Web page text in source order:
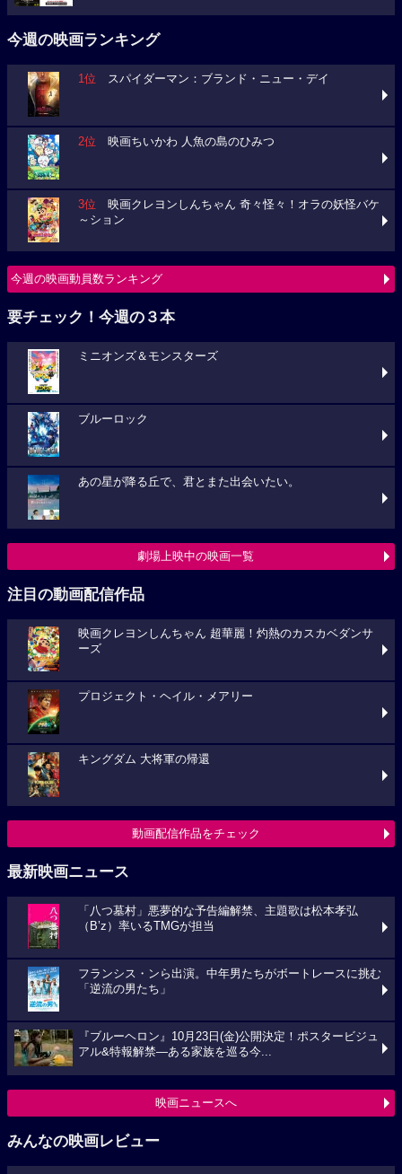
今週の映画ランキング
1位 スパイダーマン：ブランド・ニュー・デイ
2位 映画ちいかわ 人魚の島のひみつ
3位 映画クレヨンしんちゃん 奇々怪々！オラの妖怪バケ
～ション
今週の映画動員数ランキング
要チェック！今週の３本
ミニオンズ＆モンスターズ
ブルーロック
あの星が降る丘で、君とまた出会いたい。
劇場上映中の映画一覧
注目の動画配信作品
映画クレヨンしんちゃん 超華麗！灼熱のカスカベダンサ
ーズ
プロジェクト・ヘイル・メアリー
キングダム 大将軍の帰還
動画配信作品をチェック
最新映画ニュース
「八つ墓村」悪夢的な予告編解禁、主題歌は松本孝弘
（B’z）率いるTMGが担当
フランシス・ンら出演。中年男たちがボートレースに挑む
「逆流の男たち」
『ブルーヘロン』10月23日(金)公開決定！ポスタービジュ
アル&特報解禁―ある家族を巡る今...
映画ニュースへ
みんなの映画レビュー